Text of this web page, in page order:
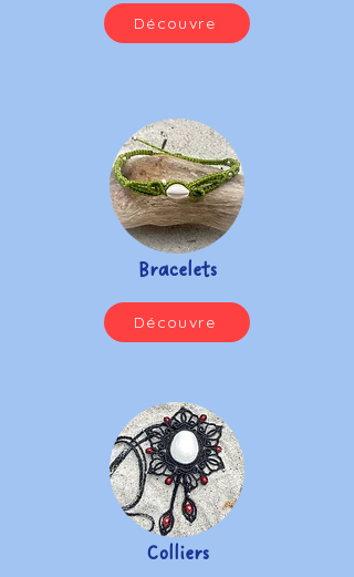
Bracelets
Colliers
Découvre
Découvre